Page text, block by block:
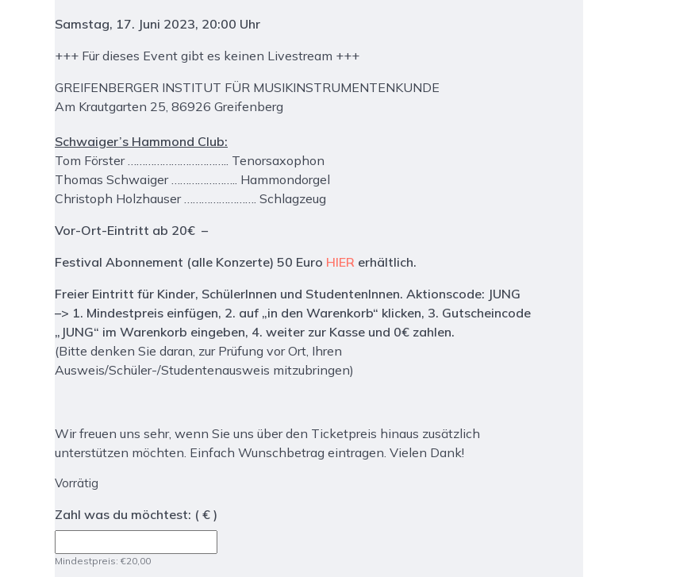
Samstag, 17. Juni 2023, 20:00 Uhr
+++ Für dieses Event gibt es keinen Livestream +++
GREIFENBERGER INSTITUT FÜR MUSIKINSTRUMENTENKUNDE
Am Krautgarten 25, 86926 Greifenberg
Schwaiger’s Hammond Club:
Tom Förster…………………………….. Tenorsaxophon
Thomas Schwaiger………………….. Hammondorgel
Christoph Holzhauser……………………. Schlagzeug
Vor-Ort-Eintritt ab 20€ –
Festival Abonnement (alle Konzerte) 50 Euro HIER erhältlich.
Freier Eintritt für Kinder, SchülerInnen und StudentenInnen. Aktionscode: JUNG
–> 1. Mindestpreis einfügen, 2. auf „in den Warenkorb“ klicken, 3. Gutscheincode
„JUNG“ im Warenkorb eingeben, 4. weiter zur Kasse und 0€ zahlen.
(Bitte denken Sie daran, zur Prüfung vor Ort, Ihren
Ausweis/Schüler-/Studentenausweis mitzubringen)
Wir freuen uns sehr, wenn Sie uns über den Ticketpreis hinaus zusätzlich
unterstützen möchten. Einfach Wunschbetrag eintragen. Vielen Dank!
Vorrätig
Zahl was du möchtest: ( € )
Mindestpreis: €20,00